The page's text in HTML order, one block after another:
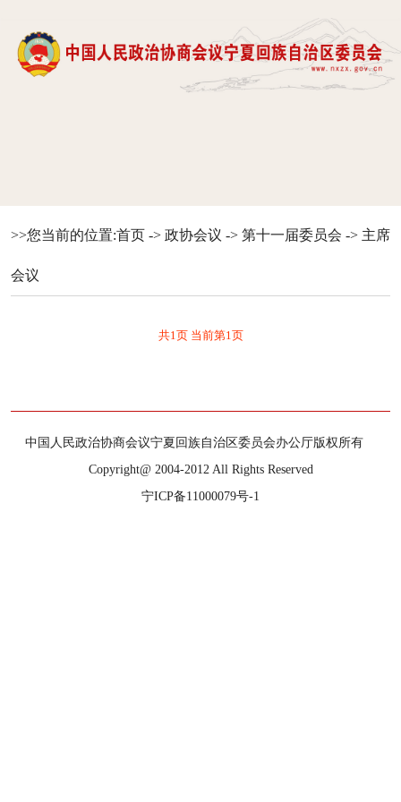
>>您当前的位置:首页 -> 政协会议 -> 第十一届委员会 -> 主席
会议
共1页 当前第1页
中国人民政治协商会议宁夏回族自治区委员会办公厅版权所有
Copyright@ 2004-2012 All Rights Reserved
宁ICP备11000079号-1